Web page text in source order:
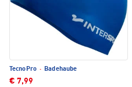
TecnoPro · Badehaube
€ 7,99